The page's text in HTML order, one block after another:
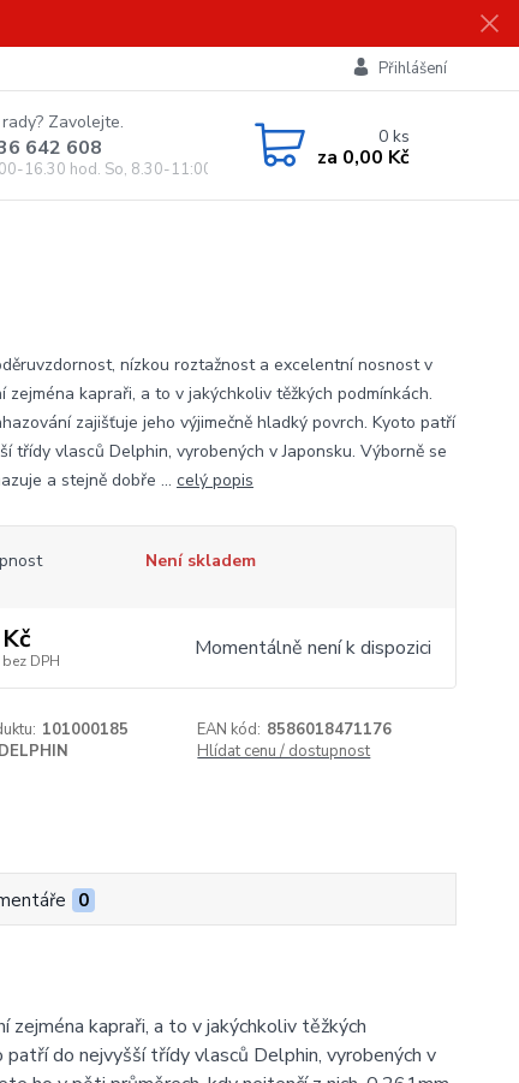
Přihlášení
Zavolejte.
642 608
16.30 hod. So, 8.30-11:00 hod.)
0ks
za 0,00 Kč
nízkou roztažnost a excelentní nosnost v
zejména kapraři, a to v jakýchkoliv těžkých podmínkách.
zajišťuje jeho výjimečně hladký povrch. Kyoto patří
třídy vlasců Delphin, vyrobených v Japonsku. Výborně se
a stejně dobře ... celý popis
Není skladem
bez DPH Momentálně není k dispozici
101000185 EAN kód: 8586018471176
DELPHIN Hlídat cenu / dostupnost
0
kapraři, a to v jakýchkoliv těžkých
patří do nejvyšší třídy vlasců Delphin, vyrobených v